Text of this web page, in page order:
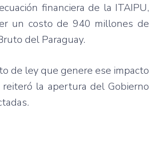
financiera de la ITAIPU,
un costo de 940 millones de
del Paraguay.
de ley que genere ese impacto
la apertura del Gobierno